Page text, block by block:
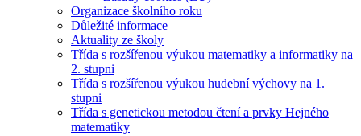
Organizace školního roku
Důležité informace
Aktuality ze školy
Třída s rozšířenou výukou matematiky a informatiky na
2. stupni
Třída s rozšířenou výukou hudební výchovy na 1.
stupni
Třída s genetickou metodou čtení a prvky Hejného
matematiky